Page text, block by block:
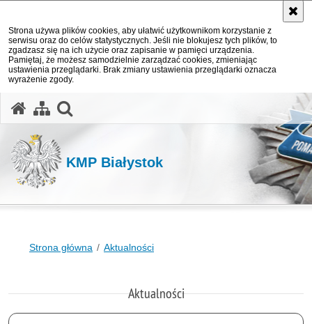
Strona używa plików cookies, aby ułatwić użytkownikom korzystanie z
serwisu oraz do celów statystycznych. Jeśli nie blokujesz tych plików, to
zgadzasz się na ich użycie oraz zapisanie w pamięci urządzenia.
Pamiętaj, że możesz samodzielnie zarządzać cookies, zmieniając
ustawienia przeglądarki. Brak zmiany ustawienia przeglądarki oznacza
wyrażenie zgody.
KMP Białystok
Strona główna Aktualności
Aktualności